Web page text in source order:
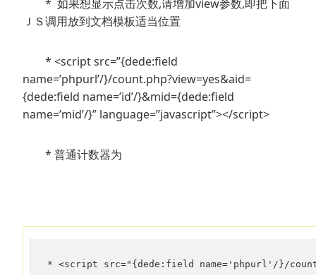
* 如果想显示点击次数,请增加view参数,即把下面
ＪＳ调用放到文档模板适当位置
* <script src=”{dede:field
name=’phpurl’/}/count.php?view=yes&aid=
{dede:field name=’id’/}&mid={dede:field
name=’mid’/}” language=”javascript”></script>
* 普通计数器为
* <script src="{dede:field name='phpurl'/}/